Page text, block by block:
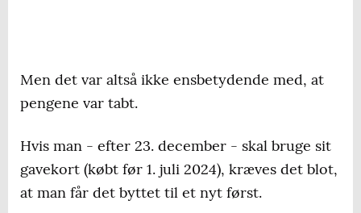
Men det var altså ikke ensbetydende med, at
pengene var tabt.
Hvis man - efter 23. december - skal bruge sit
gavekort (købt før 1. juli 2024), kræves det blot,
at man får det byttet til et nyt først.